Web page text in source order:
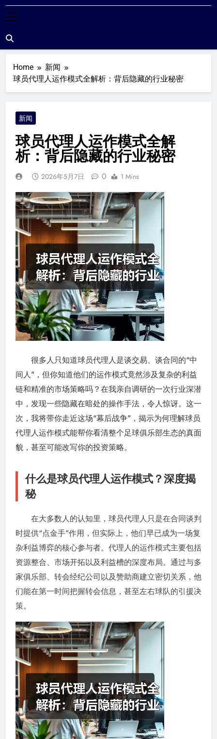
Home
新闻
球员代理人运作模式全解析：背后隐藏的行业秘密
新闻
球员代理人运作模式全解
析：背后隐藏的行业秘密
2026年5月7日 0 1 Mins
很多人只知道球员代理人是谈交易、谈合同的“中
间人”，但你知道他们的运作模式竟然涉及复杂的利益
链和精准的市场策略吗？在我亲自调研的一次行业深潜
中，发现一些隐藏在暗处的操作手法，令人惊讶。这一
次，我将带你走近这场“幕后战争”，揭示为何理解球员
代理人运作模式能帮你看清整个足球俱乐部生态的真面
貌，甚至可能改写你的投资策略。
什么是球员代理人运作模式？深度揭
秘
在大多数人的认知里，球员代理人只是在合同谈判
时提供“点金手”作用，但实际上，他们早已成为一场复
杂利益博弈的核心参与者。代理人的运作模式主要包括
资源整合、市场开拓以及利益槽的深度布局。通过与多
家俱乐部、转会经纪公司以及赞助商建立密切关系，他
们能在第一时间把握转会信息，甚至左右球队的引援决
策。